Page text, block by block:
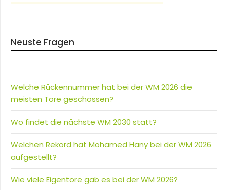
Neuste Fragen
Welche Rückennummer hat bei der WM 2026 die
meisten Tore geschossen?
Wo findet die nächste WM 2030 statt?
Welchen Rekord hat Mohamed Hany bei der WM 2026
aufgestellt?
Wie viele Eigentore gab es bei der WM 2026?